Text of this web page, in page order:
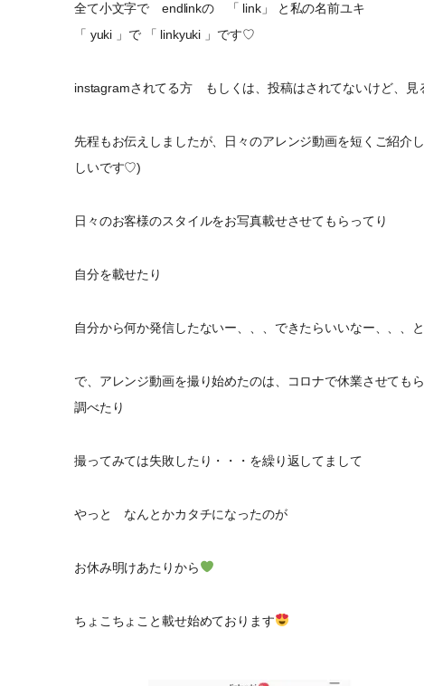
全て小文字で endlinkの 「 link」 と私の名前ユキ
「 yuki 」で 「 linkyuki 」です♡
instagramされてる方 もしくは、投稿はされてないけど、
先程もお伝えしましたが、日々のアレンジ動画を短くご紹介
しいです♡)
日々のお客様のスタイルをお写真載せさせてもらってり
自分を載せたり
自分から何か発信したないー、、、できたらいいなー、、、
で、アレンジ動画を撮り始めたのは、コロナで休業させても
調べたり
撮ってみては失敗したり・・・を繰り返してまして
やっと なんとかカタチになったのが
お休み明けあたりから
ちょこちょこと載せ始めております